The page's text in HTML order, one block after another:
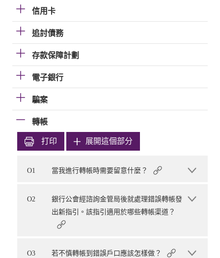
信用卡
追討債務
存款保障計劃
電子銀行
騙案
轉帳
打印 展開這個部分
O1 當我進行轉帳時需要留意什麼？
O2
銀行公會經諮詢金管局後就處理錯誤轉帳發
出新指引。該指引適用於哪些轉帳渠道？
O3 若不慎轉帳到錯誤戶口應該怎樣做？